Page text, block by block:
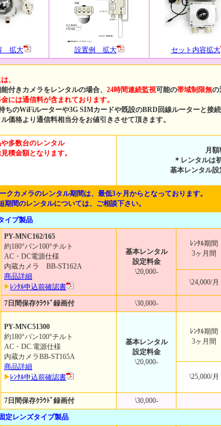
拡大 設置例 拡大 セット内容拡大
、
付きカメラをレンタルの場合、 24時間連続監視可能の帯域制限無の
には通信料が含まれております。
ちのWiFiルーターや3G SIMカードや既設のBRD回線ルーターと接
価格より通信料相当分をお値引きさせて頂きます。
多数台のレンタル
積金額となります。
月額
＊レンタルは
基本レンタル設
クカメラのレンタル期間は、最低3ヶ月からとなっております。
間のレンタルについては、ご相談下さい。
イプ製品
PY-MNC162/165
約180°パン100°チルト
AC・DC電源仕様
内蔵カメラ BB-ST162A
商品詳細
ﾚﾝﾀﾙ申込前確認書
基本レンタル
設定料金
\20,000-
ﾚﾝﾀﾙ期間
3ヶ月間
\24,000/月
7日間保存ｸﾗｳﾄﾞ録画付 \30,000-
PY-MNC51300
約180°パン100°チルト
AC・DC.電源仕様
内蔵カメラBB-ST165A
商品詳細
ﾚﾝﾀﾙ申込前確認書
基本レンタル
設定料金
\20,000-
ﾚﾝﾀﾙ期間
3ヶ月間
\25,000/月
7日間保存ｸﾗｳﾄﾞ録画付 \30,000-
定レンズタイプ製品